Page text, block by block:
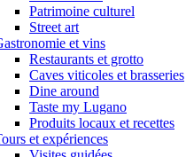
Patrimoine culturel
Street art
et vins
Restaurants et grotto
Caves viticoles et brasseries
Dine around
Taste my Lugano
Produits locaux et recettes
et expériences